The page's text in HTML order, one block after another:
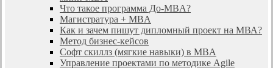
Что такое программа До-MBA?
Магистратура + MBA
Как и зачем пишут дипломный проект на МВА?
Метод бизнес-кейсов
Софт скиллз (мягкие навыки) в MBA
Управление проектами по методике Agile